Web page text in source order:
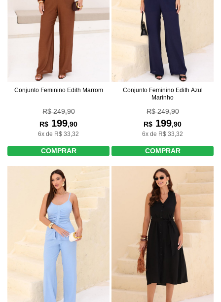
Conjunto Feminino Edith Marrom
R$ 249,90
R$ 199,90
6x de R$ 33,32
COMPRAR
Conjunto Feminino Edith Azul
Marinho
R$ 249,90
R$ 199,90
6x de R$ 33,32
COMPRAR